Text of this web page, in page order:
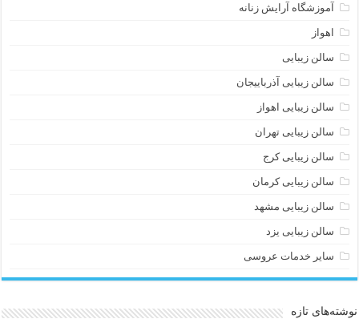
آموزشگاه آرایش زنانه
اهواز
سالن زیبایی
سالن زیبایی آذرباییجان
سالن زیبایی اهواز
سالن زیبایی تهران
سالن زیبایی کرج
سالن زیبایی کرمان
سالن زیبایی مشهد
سالن زیبایی یزد
سایر خدمات عروسی
نوشته‌های تازه